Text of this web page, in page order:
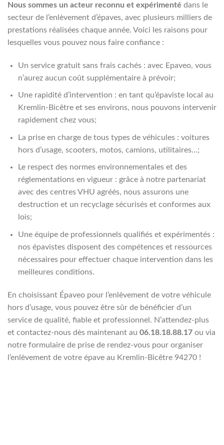
Nous sommes un acteur reconnu et expérimenté dans le
secteur de l’enlèvement d’épaves, avec plusieurs milliers de
prestations réalisées chaque année. Voici les raisons pour
lesquelles vous pouvez nous faire confiance :
Un service gratuit sans frais cachés : avec Epaveo, vous
n’aurez aucun coût supplémentaire à prévoir;
Une rapidité d’intervention : en tant qu’épaviste local au
Kremlin-Bicêtre et ses environs, nous pouvons intervenir
rapidement chez vous;
La prise en charge de tous types de véhicules : voitures
hors d’usage, scooters, motos, camions, utilitaires…;
Le respect des normes environnementales et des
réglementations en vigueur : grâce à notre partenariat
avec des centres VHU agréés, nous assurons une
destruction et un recyclage sécurisés et conformes aux
lois;
Une équipe de professionnels qualifiés et expérimentés :
nos épavistes disposent des compétences et ressources
nécessaires pour effectuer chaque intervention dans les
meilleures conditions.
En choisissant Épaveo pour l’enlèvement de votre véhicule
hors d’usage, vous pouvez être sûr de bénéficier d’un
service de qualité, fiable et professionnel. N’attendez-plus
et contactez-nous dès maintenant au 06.18.18.88.17 ou via
notre formulaire de prise de rendez-vous pour organiser
l’enlèvement de votre épave au Kremlin-Bicêtre 94270 !